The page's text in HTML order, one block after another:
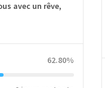
avec un rêve,
62.80%